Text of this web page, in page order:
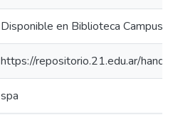
Disponible en Biblioteca Campus
https://repositorio.21.edu.ar/
spa